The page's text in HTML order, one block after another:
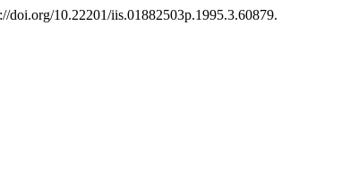
doi.org/10.22201/iis.01882503p.1995.3.60879.